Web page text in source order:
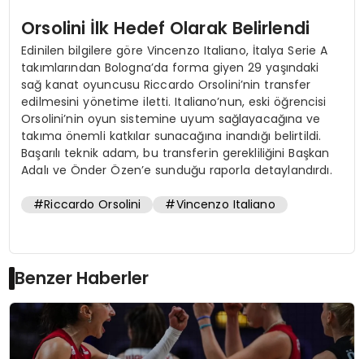
Orsolini İlk Hedef Olarak Belirlendi
Edinilen bilgilere göre Vincenzo Italiano, İtalya Serie A
takımlarından Bologna’da forma giyen 29 yaşındaki
sağ kanat oyuncusu Riccardo Orsolini’nin transfer
edilmesini yönetime iletti. Italiano’nun, eski öğrencisi
Orsolini’nin oyun sistemine uyum sağlayacağına ve
takıma önemli katkılar sunacağına inandığı belirtildi.
Başarılı teknik adam, bu transferin gerekliliğini Başkan
Adalı ve Önder Özen’e sunduğu raporla detaylandırdı.
#Riccardo Orsolini #Vincenzo Italiano
Benzer Haberler